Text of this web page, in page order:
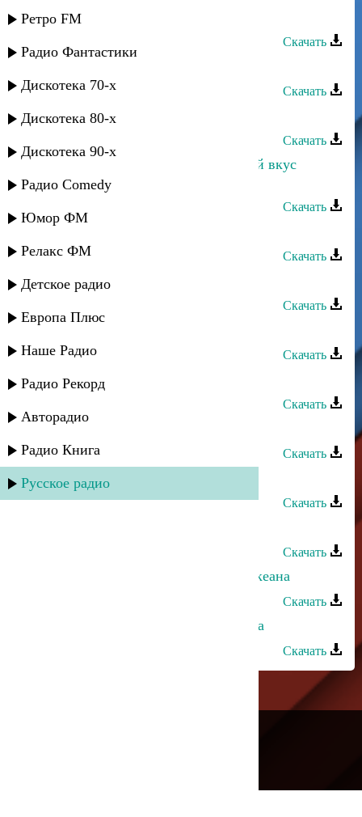
Ретро FM
Радио Фантастики
Дискотека 70-х
Дискотека 80-х
Дискотека 90-х
Радио Comedy
Юмор ФМ
Релакс ФМ
Детское радио
Европа Плюс
Наше Радио
Радио Рекорд
Авторадио
Радио Книга
Русское радио
Рашана Алиева - Дог сан
Скачать
Скачать
Лаура Алиева - Министр
Скачать
Марина Алиева и Султан - Горький вкус
сладких губ
Скачать
Лаура Алиева - Ангел
Скачать
Дина Мереуца - Мой любимый
Скачать
Дина Мереуца - Мой рай
Скачать
Марина Алиева - Love action
Скачать
Закир Салаватов - Эй Эй Эй
Скачать
Закир Салаватов - Пойми меня
Скачать
Скачать
Марина Алиева и Тельман - Два океана
Скачать
Марина Алиева и Замир - Лезгинка
Скачать